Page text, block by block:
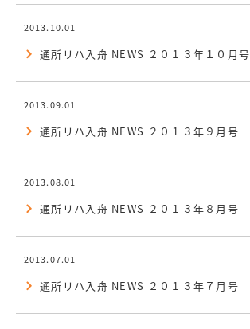
2013.10.01
通所リハ入舟 NEWS ２０１３年１０月号
2013.09.01
通所リハ入舟 NEWS ２０１３年９月号
2013.08.01
通所リハ入舟 NEWS ２０１３年８月号
2013.07.01
通所リハ入舟 NEWS ２０１３年７月号